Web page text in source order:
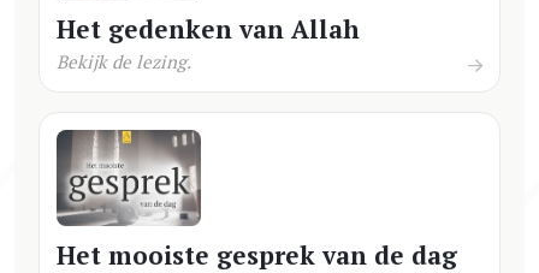
Het gedenken van Allah
Bekijk de lezing.
Het mooiste gesprek van de dag